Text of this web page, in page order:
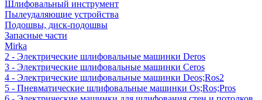
Шлифовальный инструмент
Пылеудаляющие устройства
Подошвы, диск-подошвы
Запасные части
Mirka
2 - Электрические шлифовальные машинки Deros
3 - Электрические шлифовальные машинки Ceros
4 - Электрические шлифовальные машинки Deos;Ros2
5 - Пневматические шлифовальные машинки Os;Ros;Pros